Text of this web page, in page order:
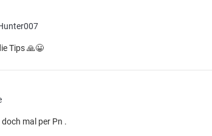
Tips 🙏😀
mal per Pn .